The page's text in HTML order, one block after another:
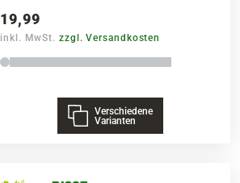
19,99
inkl. MwSt. zzgl. Versandkosten
Verschiedene
Varianten